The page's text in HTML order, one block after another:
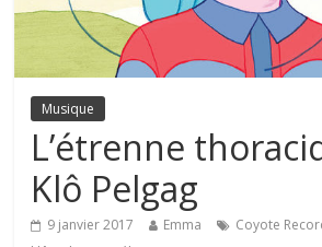
Musique
L’étrenne
Klô Pelgag
9 janvier 2017 Emma Coyote